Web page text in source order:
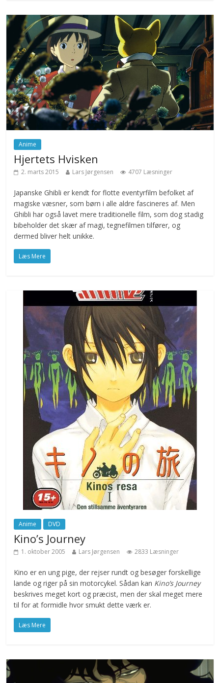
Anime
Hjertets Hvisken
2. marts 2015 Lars Jørgensen 4707 Læsninger
Japanske Ghibli er kendt for flotte eventyrfilm befolket af
magiske væsner, som børn i alle aldre fascineres af. Men
Ghibli har også lavet mere traditionelle film, som dog stadig
bibeholder det skær af magi, tegnefilmen tilfører, og
dermed bliver helt unikke.
Læs Mere
Anime DVD
Kino’s Journey
1. oktober 2005 Lars Jørgensen 2833 Læsninger
Kino er en ung pige, der rejser rundt og besøger forskellige
lande og riger på sin motorcykel. Sådan kan Kino’s Journey
beskrives meget kort og præcist, men der skal meget mere
til for at formidle hvor smukt dette værk er.
Læs Mere